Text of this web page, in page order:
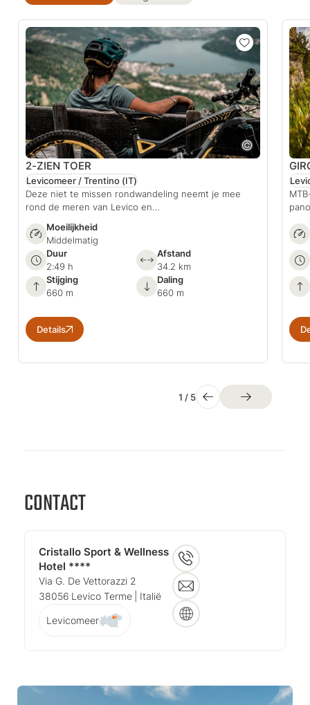
2-ZIEN TOER
Levicomeer / Trentino (IT)
Deze niet te missen rondwandeling neemt je mee
rond de meren van Levico en…
Moeilijkheid
Middelmatig
Duur
2:49 h
Afstand
34.2 km
Stijging
660 m
Daling
660 m
Details
1 / 5
CONTACT
Cristallo Sport & Wellness
Hotel ****
Via G. De Vettorazzi 2
38056 Levico Terme | Italië
Levicomeer